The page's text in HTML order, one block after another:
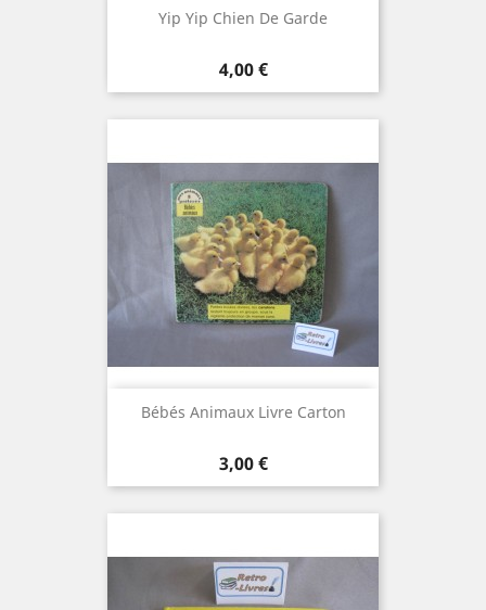
Yip Yip Chien De Garde
Prix
4,00 €
Bébés Animaux Livre Carton
Prix
3,00 €